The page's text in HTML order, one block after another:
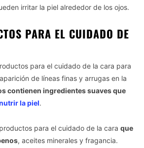
irritar la piel alrededor de los ojos.
PARA EL CUIDADO DE
para el cuidado de la cara para
de líneas finas y arrugas en la
contienen ingredientes suaves que
la piel.
para el cuidado de la cara que
, aceites minerales y fragancia.